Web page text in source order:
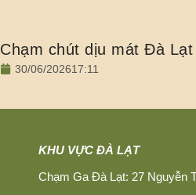
Chạm chút dịu mát Đà
30/06/202617:11
KHU VỰC ĐÀ LẠT
Chạm Ga Đà Lạt: 27 Nguyễn